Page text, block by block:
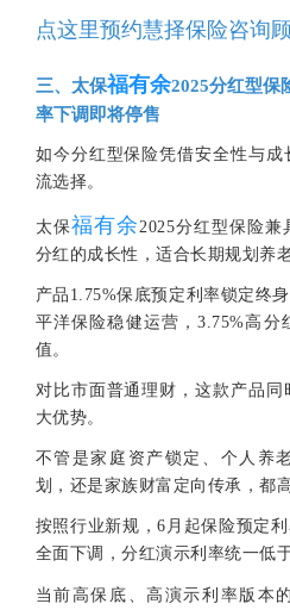
点这里预约慧择保险咨询
三、太保福有余2025分红型保
率下调即将停售
如今分红型保险凭借安全性与
流选择。
太保福有余2025分红型保险
分红的成长性，适合长期规划养
产品1.75%保底预定利率锁定终
平洋保险稳健运营，3.75%高
值。
对比市面普通理财，这款产品
大优势。
不管是家庭资产锁定、个人养
划，还是家族财富定向传承，都
按照行业新规，6月起保险预定
全面下调，分红演示利率统一低于
当前高保底、高演示利率版本